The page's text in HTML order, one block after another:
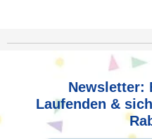
Newsletter:
Laufenden &